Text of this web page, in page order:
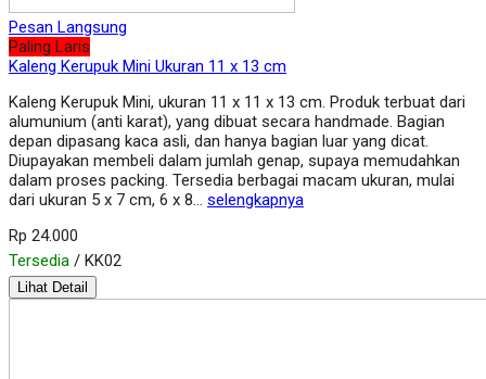
Pesan Langsung
Paling Laris
Kaleng Kerupuk Mini Ukuran 11 x 13 cm
Kaleng Kerupuk Mini, ukuran 11 x 11 x 13 cm. Produk terbuat dari
alumunium (anti karat), yang dibuat secara handmade. Bagian
depan dipasang kaca asli, dan hanya bagian luar yang dicat.
Diupayakan membeli dalam jumlah genap, supaya memudahkan
dalam proses packing. Tersedia berbagai macam ukuran, mulai
dari ukuran 5 x 7 cm, 6 x 8… selengkapnya
Rp 24.000
Tersedia / KK02
Lihat Detail